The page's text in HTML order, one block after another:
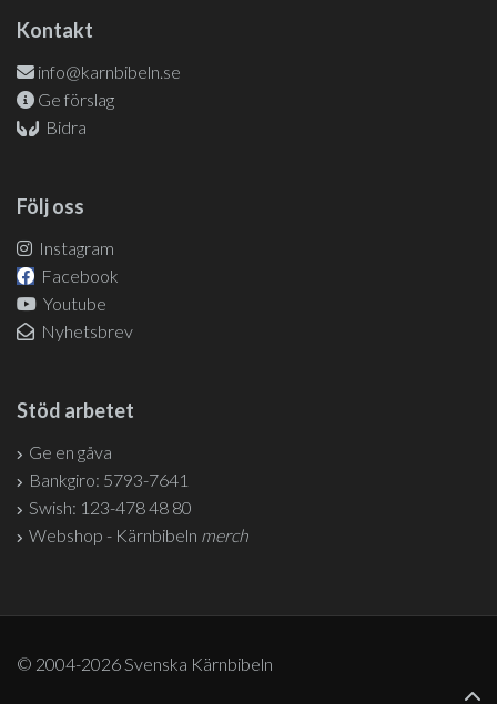
Kontakt
info@karnbibeln.se
Ge förslag
Bidra
Följ oss
Instagram
Facebook
Youtube
Nyhetsbrev
Stöd arbetet
Ge en gåva
Bankgiro: 5793-7641
Swish: 123-478 48 80
Webshop - Kärnbibeln merch
© 2004-2026 Svenska Kärnbibeln